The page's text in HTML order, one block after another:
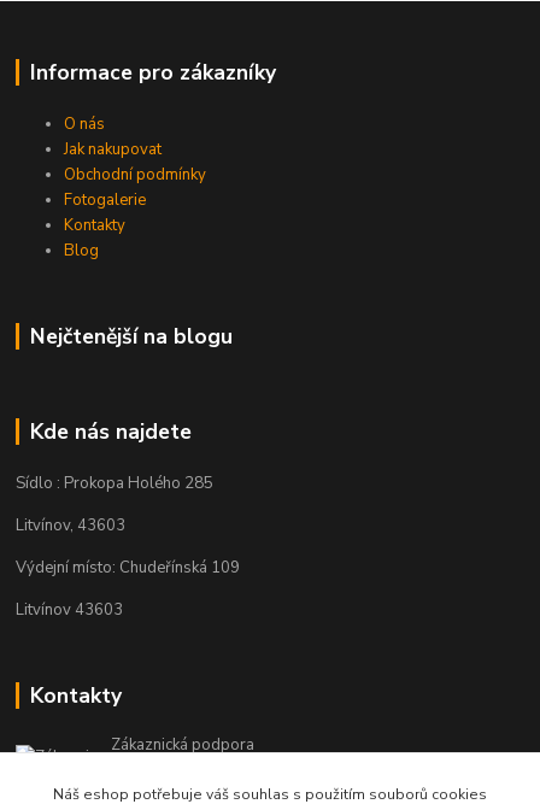
Informace pro zákazníky
O nás
Jak nakupovat
Obchodní podmínky
Fotogalerie
Kontakty
Blog
Nejčtenější na blogu
Kde nás najdete
Sídlo : Prokopa Holého 285
Litvínov, 43603
Výdejní místo: Chudeřínská 109
Litvínov 43603
Kontakty
Zákaznická podpora
(Po-Pá, 8-16 hod.)
Náš eshop potřebuje váš souhlas s použitím souborů cookies